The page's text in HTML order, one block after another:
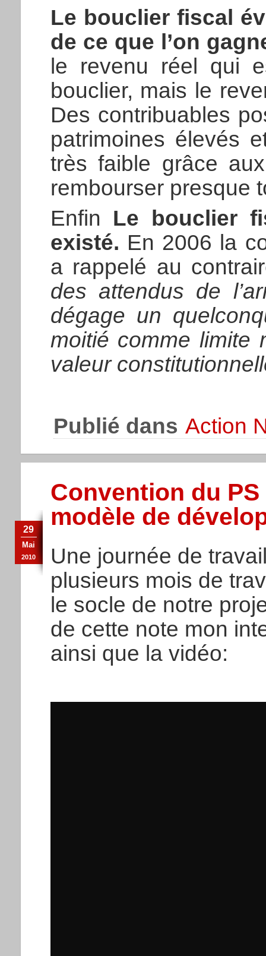
Le bouclier fiscal
de ce que l’on
le revenu réel qui
bouclier, mais le
Des contribuables
patrimoines élevés
très faible grâce
rembourser presque
Enfin Le bouclier
existé. En 2006 la
a rappelé au
des attendus de
dégage un
moitié comme limite
valeur
Publié dans Action
Convention du
modèle de
29
Mai
2010
Une journée de
plusieurs mois de
le socle de notre
de cette note mon
ainsi que la vidéo: